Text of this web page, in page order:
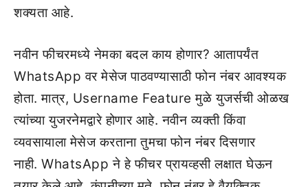
शक्यता आहे.
नवीन फीचरमध्ये नेमका बदल काय होणार? आतापर्यंत
WhatsApp वर मेसेज पाठवण्यासाठी फोन नंबर आवश्यक
होता. मात्र, Username Feature मुळे युजर्सची ओळख
त्यांच्या युजरनेमद्वारे होणार आहे. नवीन व्यक्ती किंवा
व्यवसायाला मेसेज करताना तुमचा फोन नंबर दिसणार
नाही. WhatsApp ने हे फीचर प्रायव्हसी लक्षात घेऊन